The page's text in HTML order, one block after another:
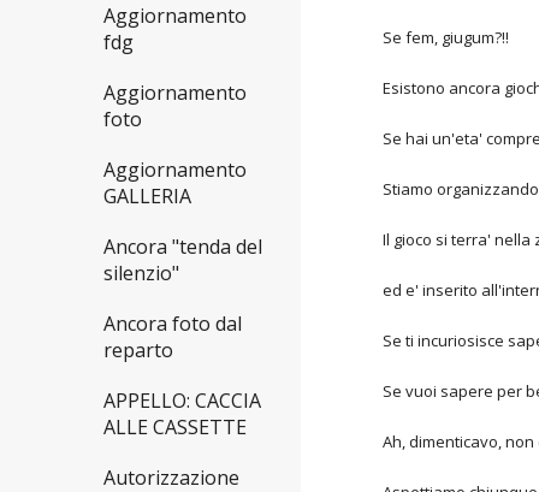
Aggiornamento
fdg
Aggiornamento
foto
Aggiornamento
GALLERIA
Ancora "tenda del
silenzio"
Ancora foto dal
reparto
APPELLO: CACCIA
ALLE CASSETTE
Autorizzazione
Se fem, giugum?!!
Esistono ancora
Se hai un'eta'
Stiamo
Il gioco si terra' nella
ed e' inserito
Se ti incuriosisce
Se vuoi sapere per
Ah, dimenticavo,